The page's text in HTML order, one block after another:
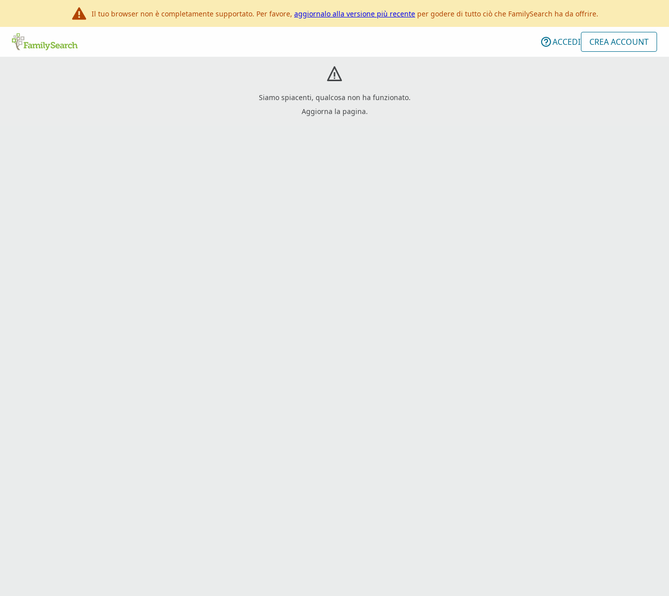
Il tuo browser non è completamente supportato. Per favore, aggiornalo alla versione più recente per godere di tutto ciò che FamilySearch ha da offrire.
ACCEDI CREA ACCOUNT
Siamo spiacenti, qualcosa non ha funzionato.
Aggiorna la pagina.